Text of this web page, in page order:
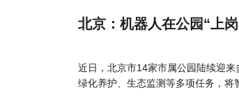
北京：机器人在公园“上
近日，北京市14家市属公园陆续迎来
绿化养护、生态监测等多项任务，将